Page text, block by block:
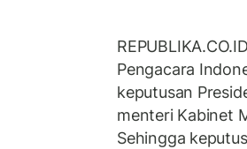
Pengacara
keputusan
menteri Kabinet
Sehingga